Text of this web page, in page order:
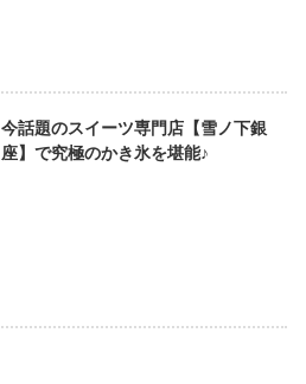
今話題のスイーツ専門店【雪ノ下銀
座】で究極のかき氷を堪能♪